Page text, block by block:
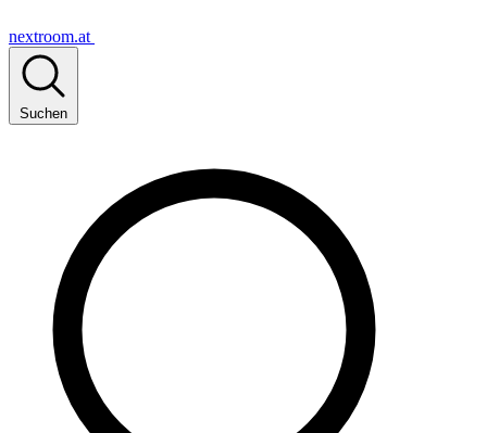
nextroom.at
Suchen